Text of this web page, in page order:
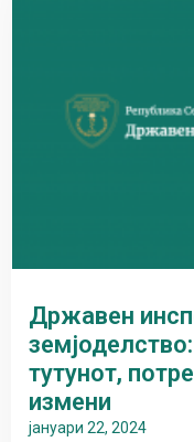
Државен
тутунот,
измени
јануари 22, 2024